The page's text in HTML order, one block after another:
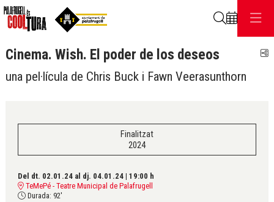
Cinema. Wish. El poder de los deseos
una pel·lícula de Chris Buck i Fawn Veerasunthorn
Finalitzat
2024
Del dt. 02.01.24 al dj. 04.01.24 | 19:00 h
TeMePé - Teatre Municipal de Palafrugell
Durada: 92'